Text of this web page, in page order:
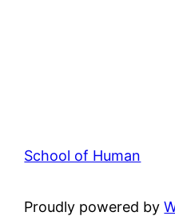
School of Human
Proudly powered by